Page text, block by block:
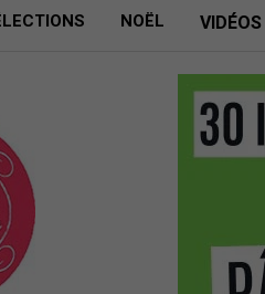
NOËL VIDÉOS